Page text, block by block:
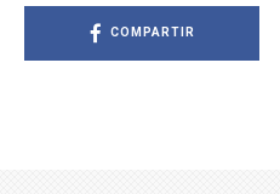
COMPARTIR